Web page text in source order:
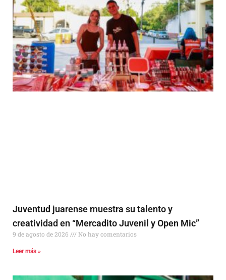
Juventud juarense muestra su talento y
creatividad en “Mercadito Juvenil y Open Mic”
9 de agosto de 2026 No hay comentarios
Leer más »